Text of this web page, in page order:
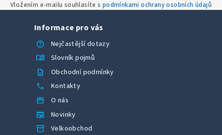
Vložením e-mailu souhlasíte s podmínkami ochrany osobních údajů
Informace pro vás
help
Nejčastější dotazy
menu_book Slovník pojmů
description Obchodní podmínky
call Kontakty
storefront O nás
newspaper Novinky
inventory_2 Velkoobchod